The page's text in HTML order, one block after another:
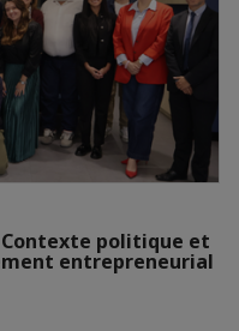
politique et
entrepreneurial